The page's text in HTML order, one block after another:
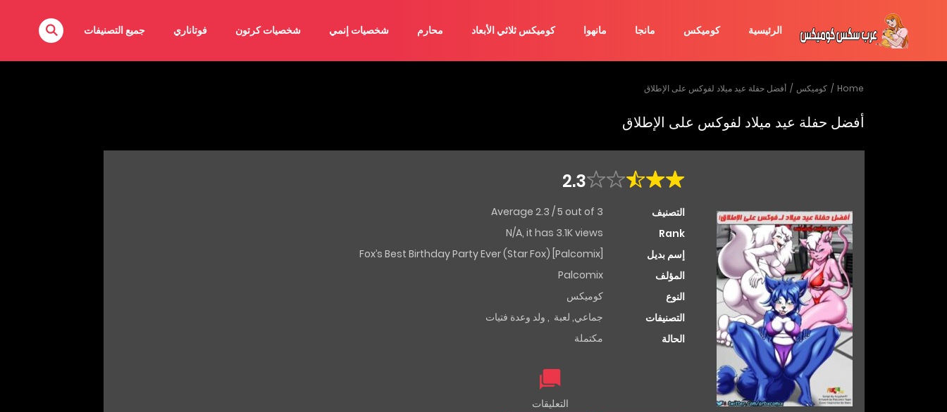
الرئيسية كوميكس مانجا مانهوا كوميكس ثلاثي الأبعاد محارم شخصيات إنمي شخصيات كرتون فوتاناري جميع التصنيفات
Home كوميكس أفضل حفلة عيد ميلاد لفوكس على الإطلاق
أفضل حفلة عيد ميلاد لفوكس على الإطلاق
2.3
التصنيف Average 2.3 /5 out of 3
Rank
N/A, it has 3.1K views
إسم بديل
Fox’s Best Birthday Party Ever (Star Fox) [Palcomix]
المؤلف
Palcomix
النوع
كوميكس
التصنيفات
جماعي, لعبة , ولد وعدة فتيات
الحالة
مكتملة
التعليقات